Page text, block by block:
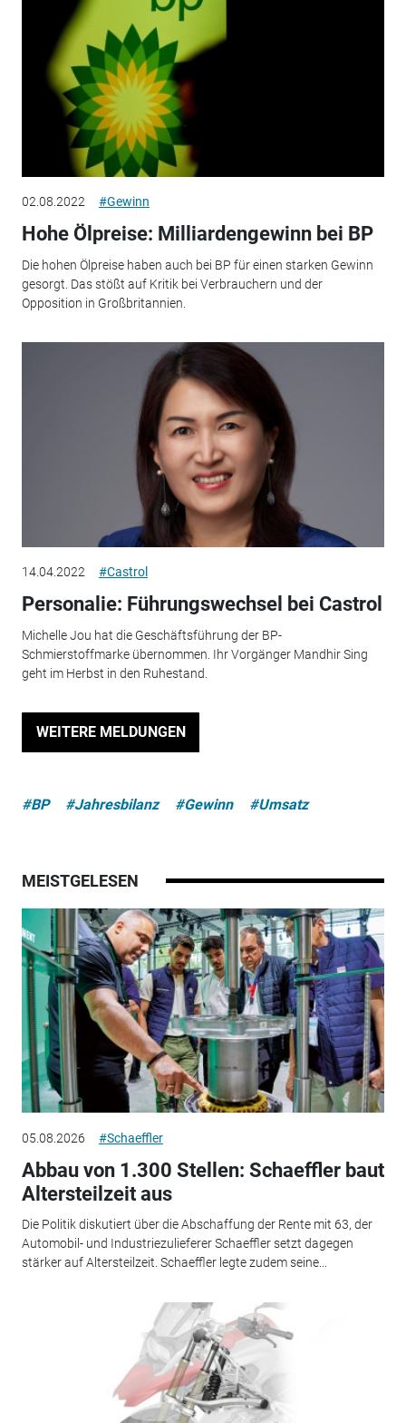
02.08.2022 #Gewinn
Hohe Ölpreise: Milliardengewinn bei BP
Die hohen Ölpreise haben auch bei BP für einen starken Gewinn
gesorgt. Das stößt auf Kritik bei Verbrauchern und der
Opposition in Großbritannien.
14.04.2022 #Castrol
Personalie: Führungswechsel bei Castrol
Michelle Jou hat die Geschäftsführung der BP-
Schmierstoffmarke übernommen. Ihr Vorgänger Mandhir Sing
geht im Herbst in den Ruhestand.
WEITERE MELDUNGEN
#BP #Jahresbilanz #Gewinn #Umsatz
MEISTGELESEN
05.08.2026 #Schaeffler
Abbau von 1.300 Stellen: Schaeffler baut
Altersteilzeit aus
Die Politik diskutiert über die Abschaffung der Rente mit 63, der
Automobil- und Industriezulieferer Schaeffler setzt dagegen
stärker auf Altersteilzeit. Schaeffler legte zudem seine...